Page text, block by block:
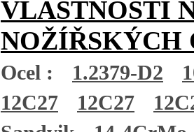
VLASTNOSTI
NOŽÍŘSKÝCH
Ocel : 1.2379-D2
12C27
12C27